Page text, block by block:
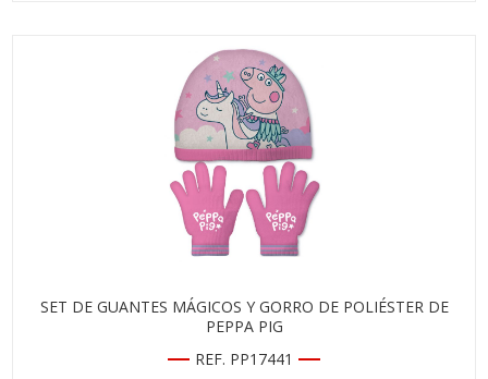
SET DE GUANTES MÁGICOS Y GORRO DE POLIÉSTER DE
PEPPA PIG
REF. PP17441